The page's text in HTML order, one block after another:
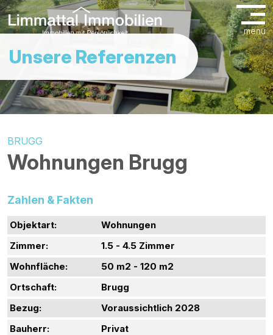
menu
Unsere Referenzen
BRUGG
Wohnungen Brugg
Zahlen & Fakten
Objektart:
Wohnungen
Zimmer:
1.5 - 4.5 Zimmer
Wohnfläche:
50 m2 - 120 m2
Ortschaft:
Brugg
Bezug:
Voraussichtlich 2028
Bauherr:
Privat